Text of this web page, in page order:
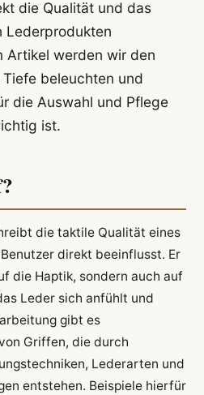
die Qualität und das
Lederprodukten
Artikel werden wir den
beleuchten und
die Auswahl und Pflege
ist.
die taktile Qualität eines
direkt beeinflusst. Er
die Haptik, sondern auch auf
Leder sich anfühlt und
gibt es
Griffen, die durch
Lederarten und
entstehen. Beispiele hierfür